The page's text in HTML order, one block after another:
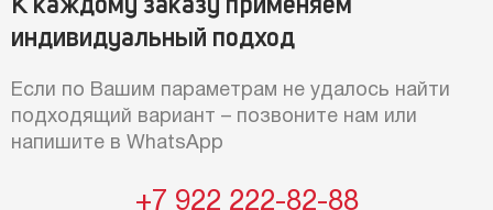
К каждому заказу применяем
индивидуальный подход
Если по Вашим параметрам не удалось найти
подходящий вариант – позвоните нам или
напишите в WhatsApp
+7 922 222-82-88